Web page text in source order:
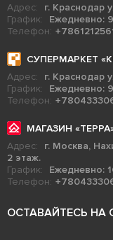
Адрес:
г. Краснодар
График:
Ежедневно:
Телефон:
СУПЕРМАРКЕТ
Адрес:
г. Краснодар
График:
Ежедневно:
Телефон:
МАГАЗИН
Адрес:
г. Москва,
2 этаж.
График:
Ежедневно:
Телефон:
ОСТАВАЙТЕСЬ НА